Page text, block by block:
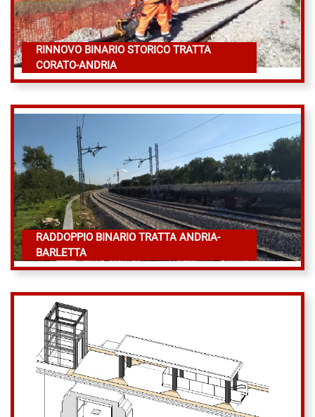
RINNOVO BINARIO STORICO TRATTA
CORATO-ANDRIA
RADDOPPIO BINARIO TRATTA ANDRIA-
BARLETTA